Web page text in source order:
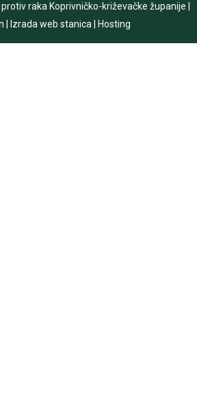
protiv raka Koprivničko-križevačke županije
Izrada web stanica Hosting